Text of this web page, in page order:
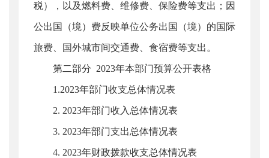
税），以及燃料费、维修费、保险费等支出；因
公出国（境）费反映单位公务出国（境）的国际
旅费、国外城市间交通费、食宿费等支出。
第二部分 2023年本部门预算公开表格
1.2023年部门收支总体情况表
2. 2023年部门收入总体情况表
3. 2023年部门支出总体情况表
4. 2023年财政拨款收支总体情况表